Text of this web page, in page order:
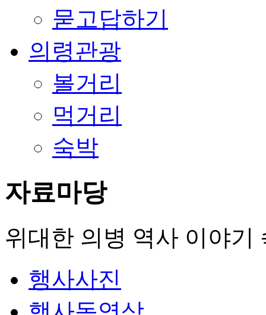
묻고답하기
의령관광
볼거리
먹거리
숙박
자료마당
위대한 의병 역사 이야기
행사사진